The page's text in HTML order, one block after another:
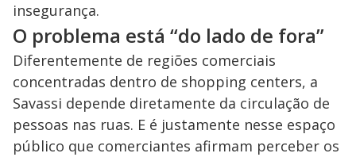
insegurança.
O problema está “do lado de fora”
Diferentemente de regiões comerciais
concentradas dentro de shopping centers, a
Savassi depende diretamente da circulação de
pessoas nas ruas. E é justamente nesse espaço
público que comerciantes afirmam perceber os